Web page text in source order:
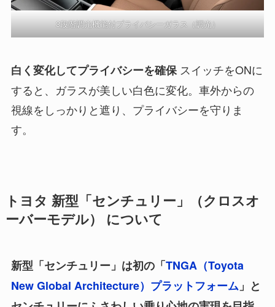
3段階調光機能付プライバシーガラス（調光）
白く変化してプライバシーを確保スイッチをONに
すると、ガラスが美しい白色に変化。車外からの
視線をしっかりと遮り、プライバシーを守りま
す。
トヨタ 新型「センチュリー」（クロスオ
ーバーモデル） について
新型「センチュリー」は初の「TNGA（Toyota
New Global Architecture）プラットフォーム」と